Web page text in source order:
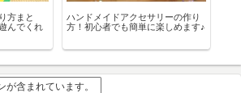
方まと
んでくれ
ハンドメイドアクセサリーの作り
方！初心者でも簡単に楽しめます♪
含まれています。